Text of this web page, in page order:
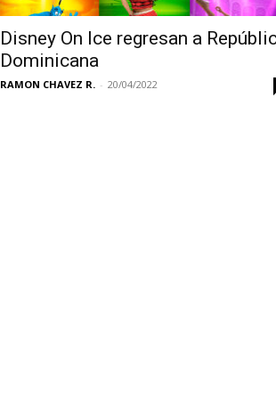
Disney On Ice regresan a
Dominicana
RAMON CHAVEZ R. - 20/04/2022